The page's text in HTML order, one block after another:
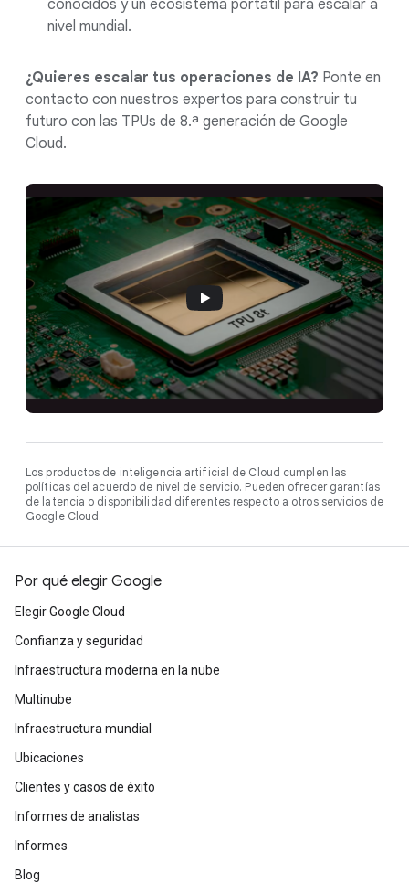
conocidos y un ecosistema portátil para escalar a
nivel mundial.
¿Quieres escalar tus operaciones de IA? Ponte en
contacto con nuestros expertos para construir tu
futuro con las TPUs de 8.ª generación de Google
Cloud.
Los productos de inteligencia artificial de Cloud cumplen las
políticas del acuerdo de nivel de servicio. Pueden ofrecer garantías
de latencia o disponibilidad diferentes respecto a otros servicios de
Google Cloud.
Por qué elegir Google
Elegir Google Cloud
Confianza y seguridad
Infraestructura moderna en la nube
Multinube
Infraestructura mundial
Ubicaciones
Clientes y casos de éxito
Informes de analistas
Informes
Blog